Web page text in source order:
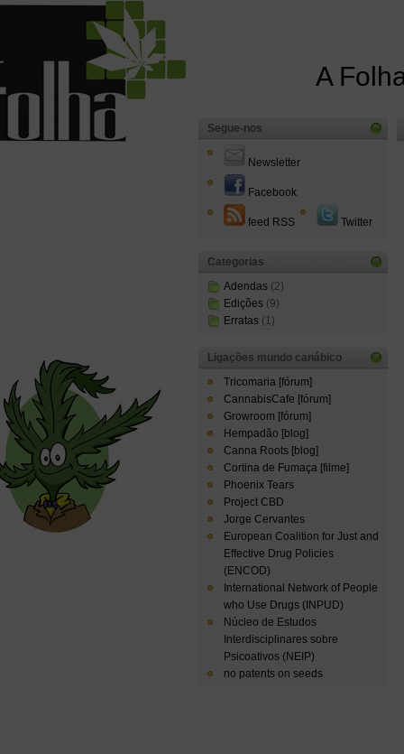
A
Segue-nos
Newsletter
Facebook
feed RSS Twitter
Categorias
Adendas (2)
Edições (9)
Erratas (1)
Ligações mundo canábico
Tricomaria [fórum]
CannabisCafe [fórum]
Growroom [fórum]
Hempadão [blog]
Canna Roots [blog]
Cortina de Fumaça [filme]
Phoenix Tears
Project CBD
Jorge Cervantes
European Coalition for Just and
Effective Drug Policies
(ENCOD)
International Network of People
who Use Drugs (INPUD)
Núcleo de Estudos
Interdisciplinares sobre
Psicoativos (NEIP)
no patents on seeds